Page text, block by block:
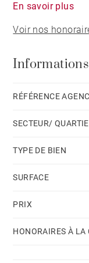
chambres et
chambres, une
Prestations haut
d'aménagement
En savoir plus
Voir nos
RÉFÉRENCE
SECTEUR/
TYPE DE BIEN
SURFACE
PRIX
HONORAIRES À LA